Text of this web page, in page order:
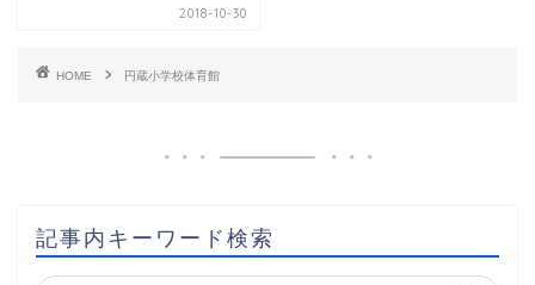
2018-10-30
HOME 円蔵小学校体育館
記事内キーワード検索